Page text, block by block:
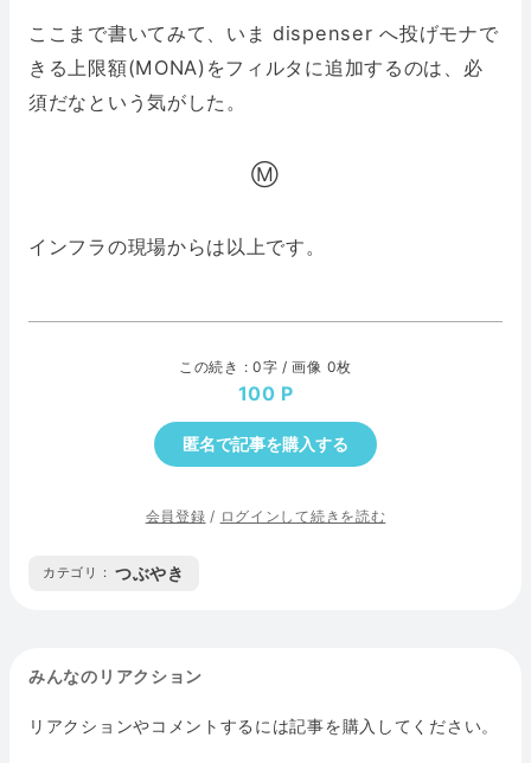
ここまで書いてみて、いま dispenser へ投げモナで
きる上限額(MONA)をフィルタに追加するのは、必
須だなという気がした。
Ⓜ
インフラの現場からは以上です。
この続き : 0字 / 画像 0枚
100
匿名で記事を購入する
会員登録 / ログインして続きを読む
カテゴリ : つぶやき
みんなのリアクション
リアクションやコメントするには記事を購入してください。